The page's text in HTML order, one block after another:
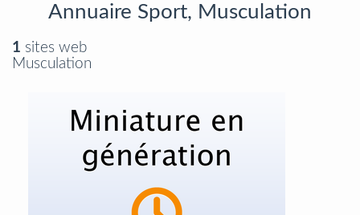
Annuaire Sport, Musculation
1 sites web
Musculation